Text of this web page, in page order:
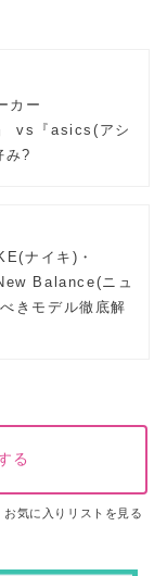
カー
vs『asics(アシ
み?
ナイキ)・
Balance(ニュ
きモデル徹底解
る
お気に入りリストを見る